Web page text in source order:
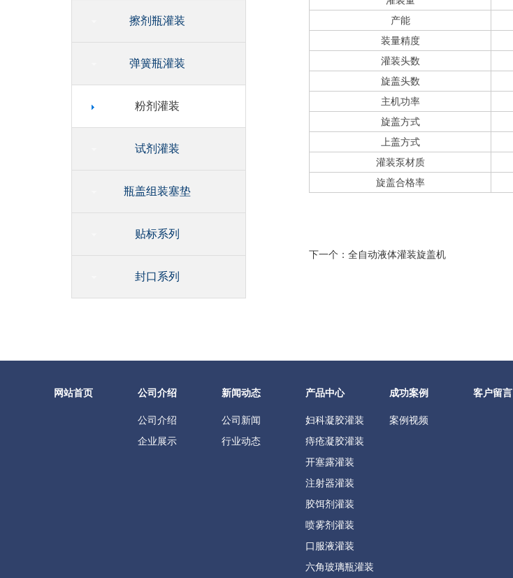
擦剂瓶灌装
弹簧瓶灌装
粉剂灌装
试剂灌装
瓶盖组装塞垫
贴标系列
封口系列
产能
装量精度
灌装头数
旋盖头数
主机功率
旋盖方式
上盖方式
灌装泵材质
旋盖合格率
下一个： 全自动液体灌装旋盖机
网站首页 公司介绍
公司介绍
企业展示
新闻动态
公司新闻
行业动态
产品中心
妇科凝胶灌装
痔疮凝胶灌装
开塞露灌装
注射器灌装
胶饵剂灌装
喷雾剂灌装
口服液灌装
六角玻璃瓶灌装
成功案例
案例视频
客户留言